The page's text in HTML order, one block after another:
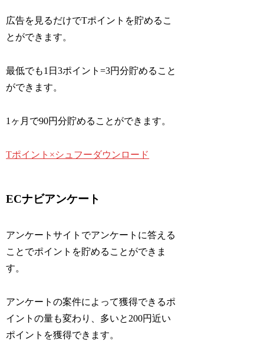
広告を見るだけでTポイントを貯めるこ
とができます。
最低でも1日3ポイント=3円分貯めること
ができます。
1ヶ月で90円分貯めることができます。
Tポイント×シュフーダウンロード
ECナビアンケート
アンケートサイトでアンケートに答える
ことでポイントを貯めることができま
す。
アンケートの案件によって獲得できるポ
イントの量も変わり、多いと200円近い
ポイントを獲得できます。